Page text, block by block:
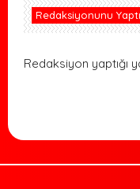
Redaksiyonunu
Redaksiyon yaptığı